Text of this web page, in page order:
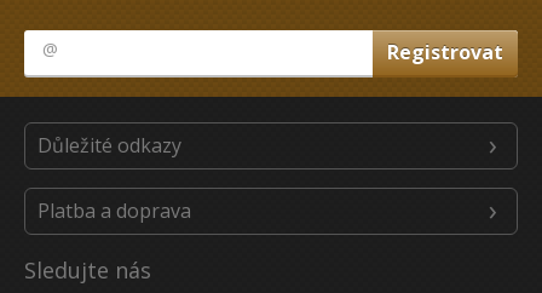
Důležité odkazy
Platba a doprava
Sledujte nás